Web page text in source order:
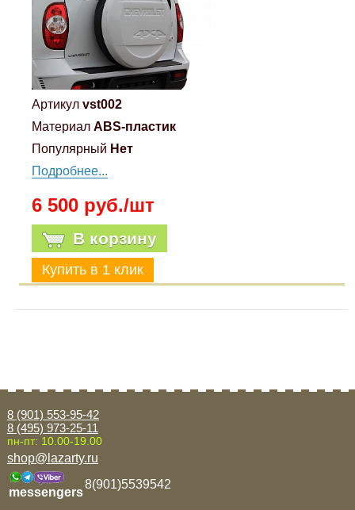
Артикул vst002
Материал ABS-пластик
Популярный Нет
Подробнее...
6 500 руб./шт
В корзину
8 (901) 553-95-42
8 (495) 973-25-11
пн-пт: 10.00-19.00
shop@lazarty.ru
messengers
8(901)5539542